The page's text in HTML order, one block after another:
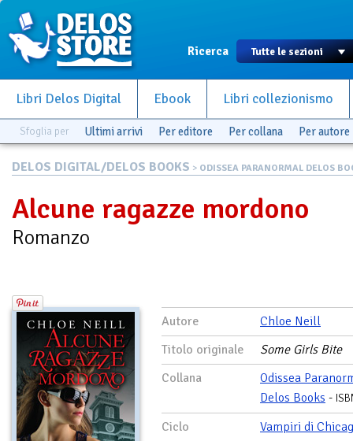
Ricerca
Libri Delos Digital Ebook Libri collezionismo
Sfoglia per Ultimi arrivi Per editore Per collana Per autore
DELOS DIGITAL/DELOS BOOKS > ODISSEA PARANORMAL DELOS
Alcune ragazze mordono
Romanzo
Autore
Chloe Neill
Titolo originale
Some Girls Bite
Collana
Odissea
Delos Books -
Ciclo
Vampiri di